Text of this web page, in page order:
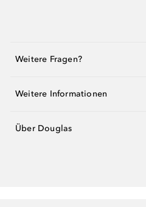
Weitere Fragen?
Weitere Informationen
Über Douglas